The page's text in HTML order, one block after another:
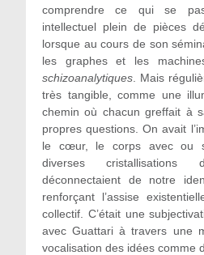
comprendre ce qui se
intellectuel plein de pièces
lorsque au cours de son
les graphes et les
schizoanalytiques. Mais
très tangible, comme une
chemin où chacun greffait à
propres questions. On avait
le cœur, le corps avec ou
diverses cristallisations
déconnectaient de notre
renforçant l’assise
collectif. C’était une
avec Guattari à travers une
vocalisation des idées comme